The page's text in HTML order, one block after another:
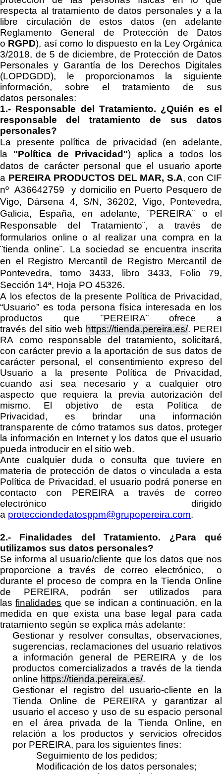
respecta al tratamiento de datos personales y a la
libre circulación de estos datos (en adelante
Reglamento General de Protección de Datos
o RGPD), así como lo dispuesto en la Ley Orgánica
3/2018, de 5 de diciembre, de Protección de Datos
Personales y Garantía de los Derechos Digitales
(LOPDGDD), le proporcionamos la siguiente
información, sobre el tratamiento de sus
datos personales:
1.- Responsable del Tratamiento. ¿Quién es el
responsable del tratamiento de sus datos
personales?
La presente política de privacidad (en adelante,
la "Política de Privacidad") aplica a todos los
datos de carácter personal que el usuario aporte
a PEREIRA PRODUCTOS DEL MAR, S.A, con CIF
nº A36642759 y domicilio en Puerto Pesquero de
Vigo, Dársena 4, S/N, 36202, Vigo, Pontevedra,
Galicia, España, en adelante, ¨PEREIRA¨ o el
Responsable del Tratamiento¨, a través de
formularios online o al realizar una compra en la
¨tienda online¨. La sociedad se encuentra inscrita
en el Registro Mercantil de Registro Mercantil de
Pontevedra, tomo 3433, libro 3433, Folio 79,
Sección 14ª, Hoja PO 45326.
A los efectos de la presente Política de Privacidad,
“Usuario” es toda persona física interesada en los
productos que ¨PEREIRA¨ofrece a
través del sitio web https://tienda.pereira.es/. PEREI
RA como responsable del tratamiento,solicitará,
con carácter previo a la aportación de sus datos de
carácter personal, el consentimiento expreso del
Usuario a la presente Política de Privacidad,
cuando así sea necesario y a cualquier otro
aspecto que requiera la previa autorización del
mismo. El objetivo deesta Política de
Privacidad, es
brindar una información
transparente de cómo tratamos sus datos, proteger
la información en Internet y los datos que el usuario
pueda introducir en el sitio web.
Ante cualquier duda oconsulta que tuviere en
materia de protección de datos o vinculada a esta
Política de Privacidad, el usuario podrá ponerse en
contacto con PEREIRA a través decorreo
electrónico dirigido
a protecciondedatosppm@grupopereira.com.
2.- Finalidades del Tratamiento. ¿Para qué
utilizamos sus datos personales?
Se informa al usuario/cliente que los datos que nos
proporcione a través de
correo electrónico,o
durante el proceso de compra en la Tienda Online
de PEREIRA, podrán ser utilizados para
lasfinalidades que se indican a continuación, en la
medida en que exista una base legal para cada
tratamiento según se explica más adelante:
Gestionar y resolver consultas, observaciones,
sugerencias, reclamaciones del usuario relativos
a información general de PEREIRA y de los
productos comercializados a través de la tienda
online https://tienda.pereira.es/.
Gestionar el registro del usuario-cliente en la
Tienda Online de PEREIRA y garantizar al
usuario el acceso y uso de su espacio personal
en el área privada de la Tienda Online, en
relación a los productos y servicios ofrecidos
por PEREIRA, para los siguientes fines:
Seguimiento de los pedidos;
Modificación de los datos personales;